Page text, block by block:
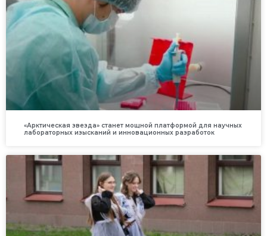
«Арктическая звезда» станет мощной платформой для научных
лабораторных изысканий и инновационных разработок